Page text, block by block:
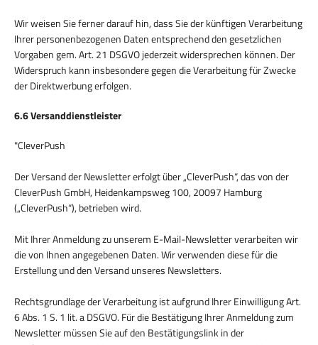
Wir weisen Sie ferner darauf hin, dass Sie der künftigen Verarbeitung
Ihrer personenbezogenen Daten entsprechend den gesetzlichen
Vorgaben gem. Art. 21 DSGVO jederzeit widersprechen können. Der
Widerspruch kann insbesondere gegen die Verarbeitung für Zwecke
der Direktwerbung erfolgen.
6.6 Versanddienstleister
"CleverPush
Der Versand der Newsletter erfolgt über „CleverPush“, das von der
CleverPush GmbH, Heidenkampsweg 100, 20097 Hamburg
(„CleverPush“), betrieben wird.
Mit Ihrer Anmeldung zu unserem E-Mail-Newsletter verarbeiten wir
die von Ihnen angegebenen Daten. Wir verwenden diese für die
Erstellung und den Versand unseres Newsletters.
Rechtsgrundlage der Verarbeitung ist aufgrund Ihrer Einwilligung Art.
6 Abs. 1 S. 1 lit. a DSGVO. Für die Bestätigung Ihrer Anmeldung zum
Newsletter müssen Sie auf den Bestätigungslink in der